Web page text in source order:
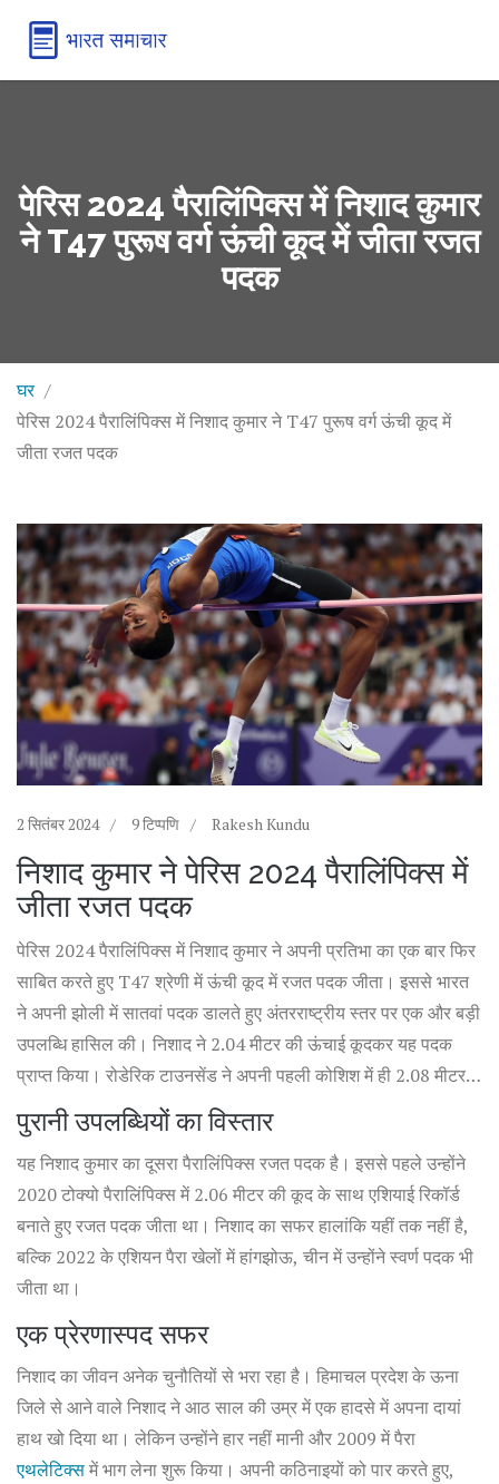
पेरिस 2024 पैरालिंपिक्स में निशाद कुमार
ने T47 पुरूष वर्ग ऊंची कूद में जीता रजत
पदक
घर
पेरिस 2024 पैरालिंपिक्स में निशाद कुमार ने T47 पुरूष वर्ग ऊंची कूद में
जीता रजत पदक
2 सितंबर 2024 9 टिप्पणि Rakesh Kundu
निशाद कुमार ने पेरिस 2024 पैरालिंपिक्स में
जीता रजत पदक
पेरिस 2024 पैरालिंपिक्स में निशाद कुमार ने अपनी प्रतिभा का एक बार फिर
साबित करते हुए T47 श्रेणी में ऊंची कूद में रजत पदक जीता। इससे भारत
ने अपनी झोली में सातवां पदक डालते हुए अंतरराष्ट्रीय स्तर पर एक और बड़ी
उपलब्धि हासिल की। निशाद ने 2.04 मीटर की ऊंचाई कूदकर यह पदक
प्राप्त किया। रोडेरिक टाउनसेंड ने अपनी पहली कोशिश में ही 2.08 मीटर
की ऊंचाई कूदकर स्वर्ण पदक जीता।
पुरानी उपलब्धियों का विस्तार
यह निशाद कुमार का दूसरा पैरालिंपिक्स रजत पदक है। इससे पहले उन्होंने
2020 टोक्यो पैरालिंपिक्स में 2.06 मीटर की कूद के साथ एशियाई रिकॉर्ड
बनाते हुए रजत पदक जीता था। निशाद का सफर हालांकि यहीं तक नहीं है,
बल्कि 2022 के एशियन पैरा खेलों में हांगझोऊ, चीन में उन्होंने स्वर्ण पदक भी
जीता था।
एक प्रेरणास्पद सफर
निशाद का जीवन अनेक चुनौतियों से भरा रहा है। हिमाचल प्रदेश के ऊना
जिले से आने वाले निशाद ने आठ साल की उम्र में एक हादसे में अपना दायां
हाथ खो दिया था। लेकिन उन्होंने हार नहीं मानी और 2009 में पैरा
एथलेटिक्समें भाग लेना शुरू किया। अपनी कठिनाइयों को पार करते हुए,